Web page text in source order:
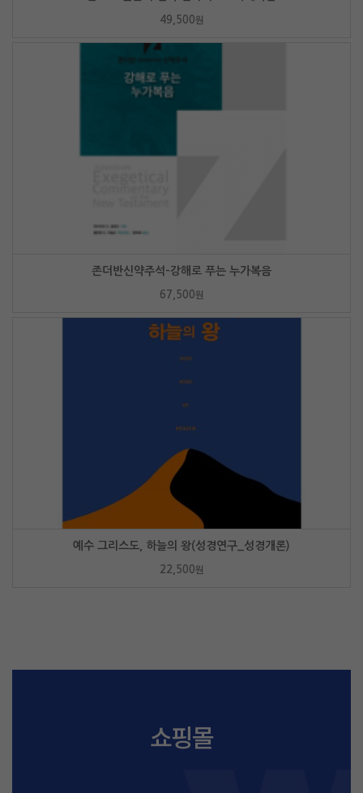
49,500원
존더반신약주석-강해로 푸는 누가복음
67,500원
예수 그리스도, 하늘의 왕(성경연구_성경개론)
22,500원
쇼핑몰